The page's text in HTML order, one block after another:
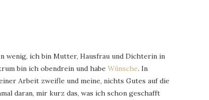
wenig, ich bin Mutter, Hausfrau und Dichterin in
bin ich obendrein und habeWünsche. In
Arbeit zweifle und meine, nichts Gutes auf die
daran, mir kurz das, was ich schon geschafft